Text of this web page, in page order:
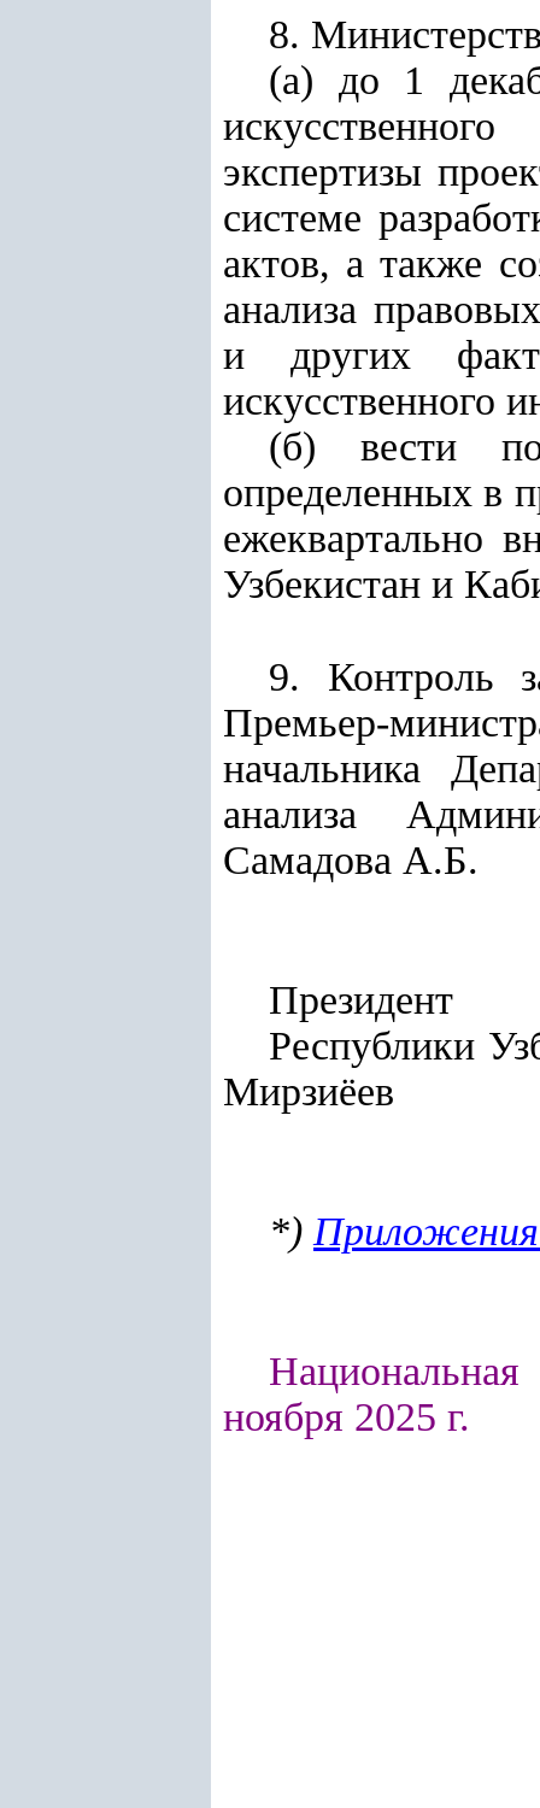
8.
(а) до 1
экспертизы
системе
актов, а также
анализа
и других
искусственного
(б) вести
определенных в
ежеквартально
Узбекистан и
9. Контроль
Премьер-
начальника
анализа
Самадова А.Б.
Президент
Мирзиёев
*)
ноября 2025 г.